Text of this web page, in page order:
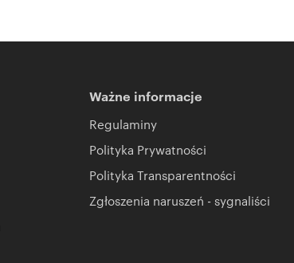
Ważne informacje
Regulaminy
Polityka Prywatności
Polityka Transparentności
Zgłoszenia naruszeń - sygnaliści